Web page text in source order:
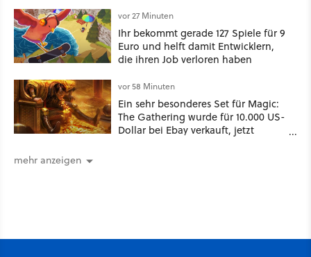
Markt
vor 27 Minuten
Ihr bekommt gerade 127 Spiele für 9
Euro und helft damit Entwicklern,
die ihren Job verloren haben
vor 58 Minuten
Ein sehr besonderes Set für Magic:
The Gathering wurde für 10.000 US-
Dollar bei Ebay verkauft, jetzt
mehr anzeigen